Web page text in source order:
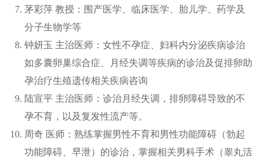
茅彩萍 教授：围产医学、临床医学、胎儿学、药学及
分子生物学等
钟妍玉 主治医师：女性不孕症、妇科内分泌疾病诊治
如多囊卵巢综合症、月经失调等疾病的诊治及促排卵助
孕治疗生殖遗传相关疾病咨询
陆宣平 主治医师：诊治月经失调，排卵障碍导致的不
孕不育，以及复发性流产等。
周奇 医师：熟练掌握男性不育和男性功能障碍（勃起
功能障碍、早泄）的诊治，掌握相关男科手术（睾丸活